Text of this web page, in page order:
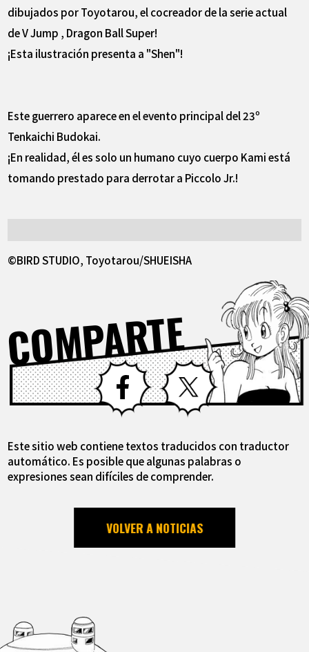
dibujados por Toyotarou, el cocreador de la serie actual
de V Jump , Dragon Ball Super!
¡Esta ilustración presenta a "Shen"!
Este guerrero aparece en el evento principal del 23º
Tenkaichi Budokai.
¡En realidad, él es solo un humano cuyo cuerpo Kami está
tomando prestado para derrotar a Piccolo Jr.!
©BIRD STUDIO, Toyotarou/SHUEISHA
COMPARTE
Facebook X
Este sitio web contiene textos traducidos con traductor
automático. Es posible que algunas palabras o
expresiones sean difíciles de comprender.
VOLVER A NOTICIAS